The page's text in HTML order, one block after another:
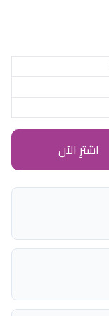
اشترِ الآن